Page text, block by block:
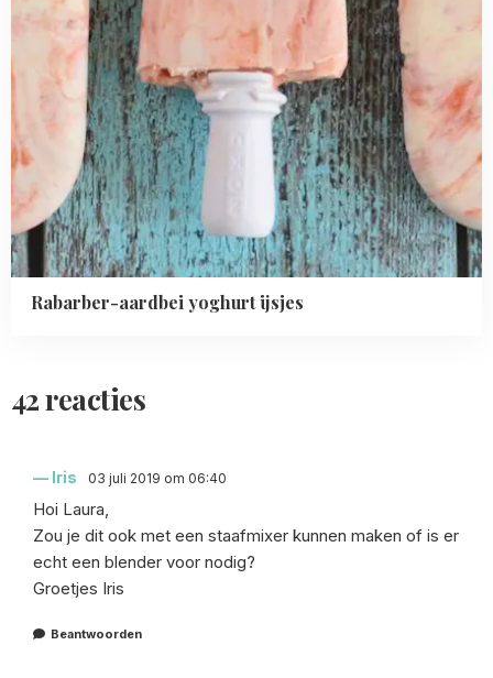
Rabarber-aardbei yoghurt ijsjes
42 reacties
Iris 03 juli 2019 om 06:40
Hoi Laura,
Zou je dit ook met een staafmixer kunnen maken of is er
echt een blender voor nodig?
Groetjes Iris
Beantwoorden